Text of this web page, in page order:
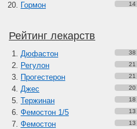
Гормон 14
Рейтинг лекарств
Дюфастон 38
Регулон 21
Прогестерон 21
Джес 20
Тержинан 18
Фемостон 1/5 13
Фемостон 13